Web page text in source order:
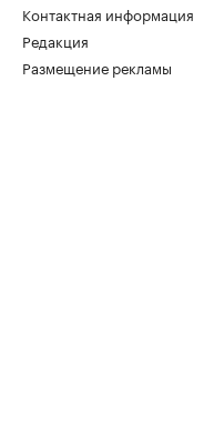
Контактная информация
Редакция
Размещение рекламы